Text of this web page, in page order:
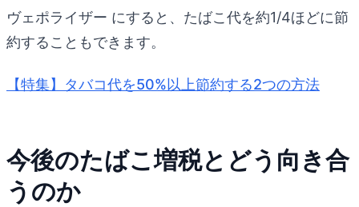
ヴェポライザー にすると、たばこ代を約1/4ほどに節
約することもできます。
【特集】タバコ代を50%以上節約する2つの方法
今後のたばこ増税とどう向き合
うのか